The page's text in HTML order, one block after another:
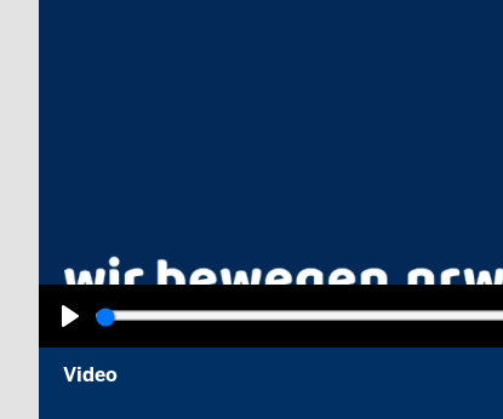
Wiedergabe
Video